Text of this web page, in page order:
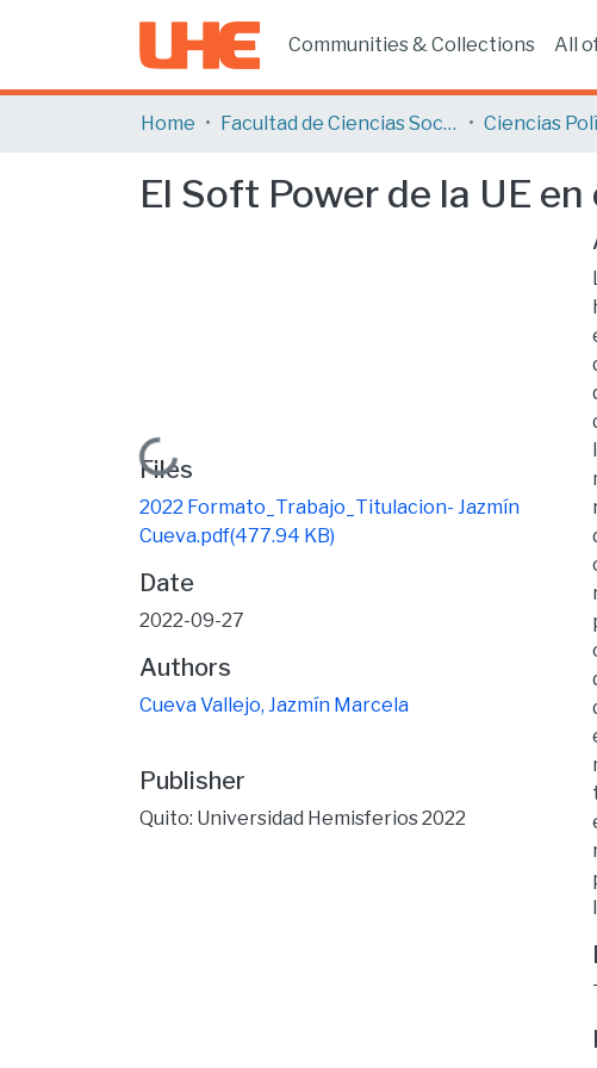
Communities & Collections All
Home Facultad de Ciencias Sociales y Humanas Ciencias
El Soft Power de la UE
Loading...
Files
2022 Formato_Trabajo_Titulacion- Jazmín
Cueva.pdf(477.94 KB)
Date
2022-09-27
Authors
Cueva Vallejo, Jazmín Marcela
Publisher
Quito: Universidad Hemisferios 2022